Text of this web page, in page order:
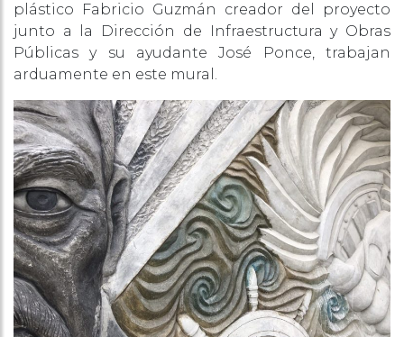
plástico Fabricio Guzmán creador del proyecto
junto a la Dirección de Infraestructura y Obras
Públicas y su ayudante José Ponce, trabajan
arduamente en este mural.